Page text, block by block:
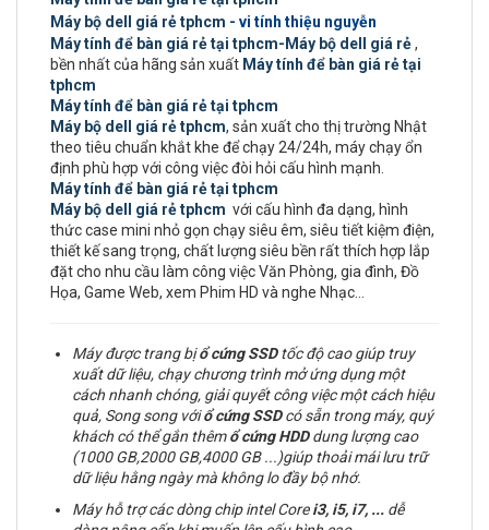
Máy bộ dell giá rẻ tphcm - vi tính thiệu nguyễn
Máy tính để bàn giá rẻ tại tphcm-Máy bộ dell giá rẻ,
bền nhất của hãng sản xuất Máy tính để bàn giá rẻ tại
tphcm
Máy tính để bàn giá rẻ tại tphcm
Máy bộ dell giá rẻ tphcm, sản xuất cho thị trường Nhật
theo tiêu chuẩn khắt khe để chạy 24/24h, máy chạy ổn
định phù hợp với công việc đòi hỏi cấu hình mạnh.
Máy tính để bàn giá rẻ tại tphcm
Máy bộ dell giá rẻ tphcm với cấu hình đa dạng, hình
thức case mini nhỏ gọn chạy siêu êm, siêu tiết kiệm điện,
thiết kế sang trọng, chất lượng siêu bền rất thích hợp lắp
đặt cho nhu cầu làm công việc Văn Phòng, gia đình, Đồ
Họa, Game Web, xem Phim HD và nghe Nhạc…
Máy được trang bịổ cứng SSDtốc độ cao giúp truy
xuất dữ liệu, chạy chương trình mở ứng dụng một
cách nhanh chóng, giải quyết công việc một cách hiệu
quả, Song song vớiổ cứng SSDcó sẵn trong máy, quý
khách có thể gắn thêmổ cứng HDDdung lượng cao
(1000 GB,2000 GB,4000 GB ...)giúp thoải mái lưu trữ
dữ liệu hằng ngày mà không lo đầy bộ nhớ.
Máy hỗ trợ các dòng chip intel Corei3, i5, i7, ... dễ